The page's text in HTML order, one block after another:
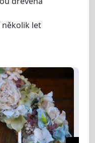
několik let